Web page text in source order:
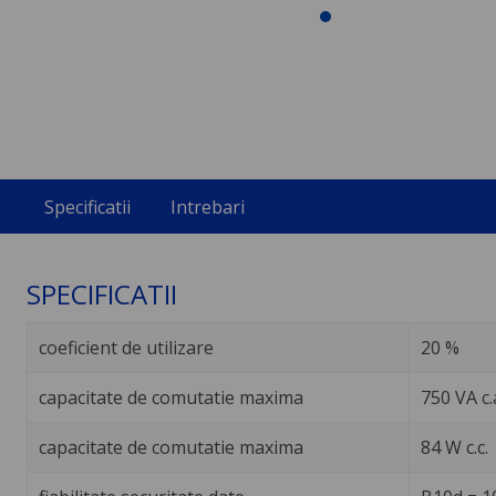
Specificatii Intrebari
SPECIFICATII
coeficient de utilizare 20 %
capacitate de comutatie maxima 750 VA
capacitate de comutatie maxima 84 W c.c.